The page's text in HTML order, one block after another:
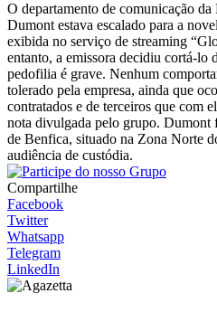
O departamento de comunicação
Dumont estava escalado para a
exibida no serviço de streaming
entanto, a emissora decidiu cortá-lo
pedofilia é grave. Nenhum
tolerado pela empresa, ainda que
contratados e de terceiros que com
nota divulgada pelo grupo. Dumont
de Benfica, situado na Zona Norte
audiência de custódia.
Compartilhe
Facebook
Twitter
Whatsapp
Telegram
LinkedIn